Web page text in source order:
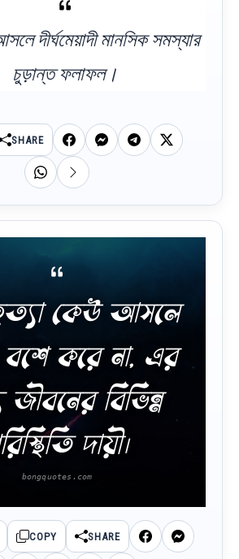
দীর্ঘমেয়াদী মানসিক সমস্যার
চুড়ান্ত ফলাফল।
SHARE
কেউ আসলে
করে না, এর
বিভিন্ন
দায়ী।
COPY SHARE